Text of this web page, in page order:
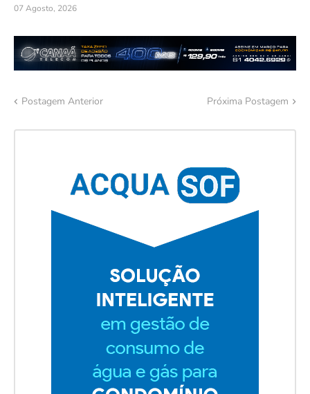
07 Agosto, 2026
Postagem Anterior Próxima Postagem